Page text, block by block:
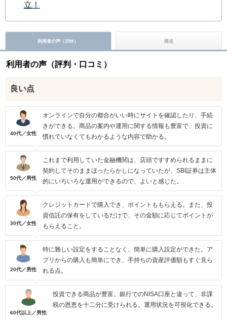
立！
利用者の声（19件） 得点
利用者の声（評判・口コミ）
良い点
40代／女性
オンラインで自分の都合がいい時にサイトを確認したり、手続
きができる。商品の案内や運用に関する情報も豊富で、投資に
慣れていなくてもわかるような内容で助かる。
50代／男性
これまで利用していた金融機関は、店頭ですすめられるままに
契約してそのままほったらかしになっていたが、SBI証券は主体
的にいろいろな運用ができるので、よいと感じた。
30代／女性
クレジットカードで購入でき、ポイントももらえる。また、投
資信託の保有をしているだけで、その金額に応じてポイントが
もらえること。
20代／男性
特に難しい設定をすることなく、簡単に購入設定ができた。ア
プリからの購入も簡単にでき、手持ちの資産評価額もすぐ見ら
れる点。
60代以上／男性
投資できる商品が豊富。銀行でのNISA口座と違って、非課
税の恩恵を十二分に受けられる。運用状況を可視化できる。